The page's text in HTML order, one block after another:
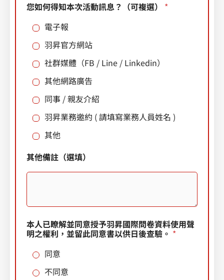
i
t
e
d
t
a
t
e
+
您如何得知本次活動訊息？（可複選） *
電子報
羽昇官方網站
社群媒體（FB / Line / Linkedin）
其他網路廣告
同事 / 親友介紹
羽昇業務邀約 ( 請填寫業務人員姓名 )
其他
其他備註（選填）
本人已瞭解並同意授予羽昇國際問卷資料使用聲
明之權利，並留此同意書以供日後查驗。 *
同意
不同意